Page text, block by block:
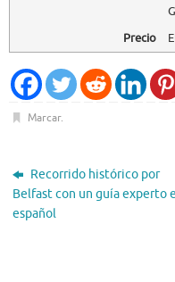
Precio
Marcar.
Recorrido histórico por
Belfast con un guía experto
español